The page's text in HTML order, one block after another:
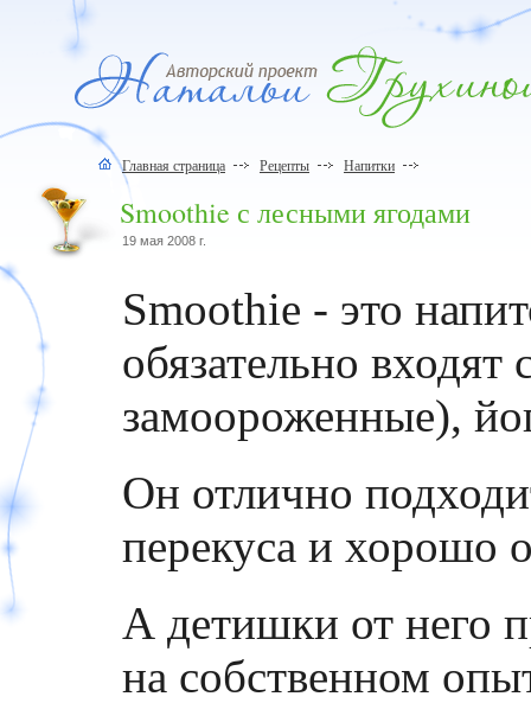
Главная страница Рецепты Напитки
Smoothie с лесными ягодами
19 мая 2008 г.
Smoothie - это
обязательно
замоороженные),
Он отлично
перекуса и хорошо
А детишки от него
на собственном